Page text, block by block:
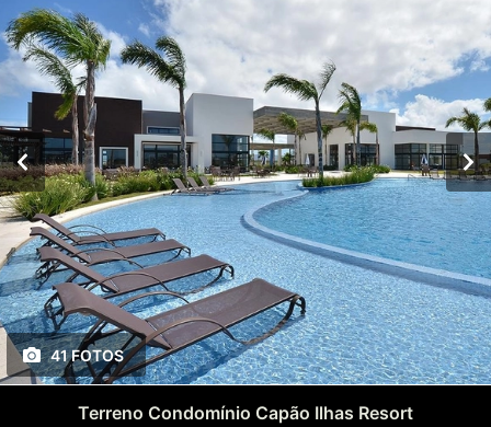
41 FOTOS
Terreno Condomínio Capão Ilhas Resort